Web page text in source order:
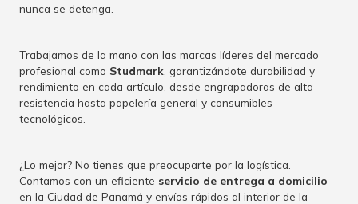
nunca se detenga.
Trabajamos de la mano con las marcas líderes del mercado
profesional como Studmark , garantizándote durabilidad y
rendimiento en cada artículo, desde engrapadoras de alta
resistencia hasta papelería general y consumibles
tecnológicos.
¿Lo mejor? No tienes que preocuparte por la logística.
Contamos con un eficiente servicio de entrega a domicilio
en la Ciudad de Panamá y envíos rápidos al interior de la